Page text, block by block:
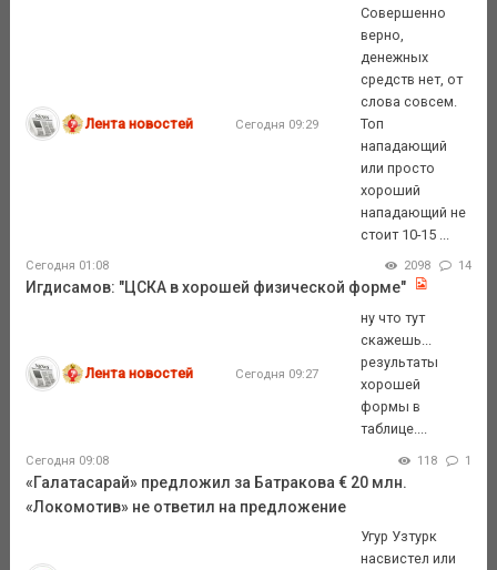
Лента новостей Сегодня 09:29
Совершенно
верно,
денежных
средств нет, от
слова совсем.
Топ
нападающий
или просто
хороший
нападающий не
стоит 10-15 ...
Сегодня 01:08 2098 14
Игдисамов: "ЦСКА в хорошей физической форме"
Лента новостей Сегодня 09:27
ну что тут
скажешь...
результаты
хорошей
формы в
таблице....
Сегодня 09:08 118 1
«Галатасарай» предложил за Батракова € 20 млн.
«Локомотив» не ответил на предложение
Угур Узтурк
насвистел или